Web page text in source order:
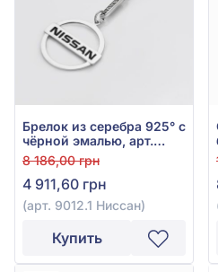
Брелок из серебра 925° с
чёрной эмалью, арт.
9012.1 Ниссан
8 186,00 грн
4 911,60 грн
(арт. 9012.1 Ниссан)
Купить